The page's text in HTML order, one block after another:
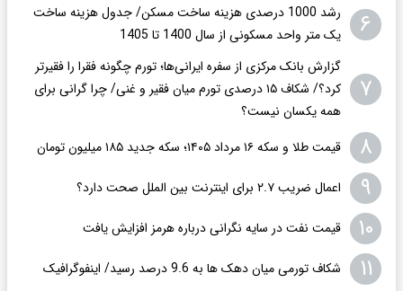
۶
رشد 1000 درصدی هزینه ساخت مسکن/ جدول هزینه ساخت
یک متر واحد مسکونی از سال 1400 تا 1405
۷
گزارش بانک مرکزی از سفره ایرانی‌ها؛ تورم چگونه فقرا را فقیرتر
کرد؟/ شکاف ۱۵ درصدی تورم میان فقیر و غنی/ چرا گرانی برای
همه یکسان نیست؟
۸ قیمت طلا و سکه ۱۶ مرداد ۱۴۰۵؛ سکه جدید ١٨۵ میلیون تومان
۹ اعمال ضریب ۲.۷ برای اینترنت بین الملل صحت دارد؟
۱۰ قیمت نفت در سایه نگرانی درباره هرمز افزایش یافت
۱۱ شکاف تورمی میان دهک ها به 9.6 درصد رسید/ اینفوگرافیک